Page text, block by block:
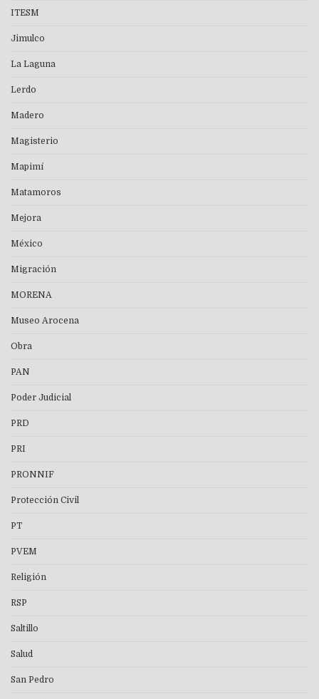
ITESM
Jimulco
La Laguna
Lerdo
Madero
Magisterio
Mapimí
Matamoros
Mejora
México
Migración
MORENA
Museo Arocena
Obra
PAN
Poder Judicial
PRD
PRI
PRONNIF
Protección Civil
PT
PVEM
Religión
RSP
Saltillo
Salud
San Pedro